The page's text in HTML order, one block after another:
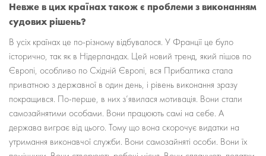
Невже в цих країнах також є проблеми з виконанням
судових рішень?
В усіх країнах це по-різному відбувалося. У Франції це було
історично, так як в Нідерландах. Цей новий тренд, який пішов по
Європі, особливо по Східній Європі, вся Прибалтика стала
приватною з державної в один день, і рівень виконання зразу
покращився. По-перше, в них з’явилася мотивація. Вони стали
самозайнятими особами. Вони працюють самі на себе. А
держава виграє від цього. Тому що вона скорочує видатки на
утримання виконавчої служби. Вони самозайняті особи. Вони їх